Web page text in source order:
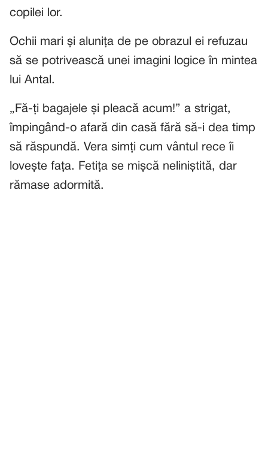
copilei lor.
Ochii mari și alunița de pe obrazul ei refuzau
să se potrivească unei imagini logice în mintea
lui Antal.
„Fă-ți bagajele și pleacă acum!” a strigat,
împingând-o afară din casă fără să-i dea timp
să răspundă. Vera simți cum vântul rece îi
lovește fața. Fetița se mișcă neliniștită, dar
rămase adormită.